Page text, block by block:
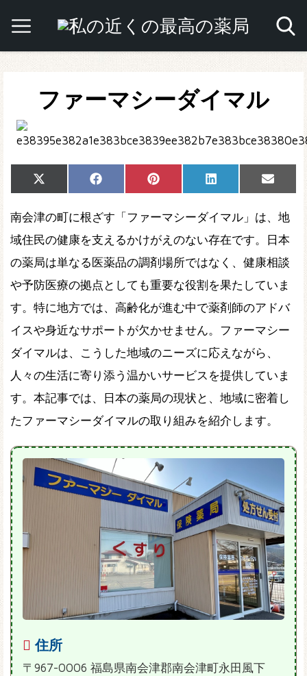
ファーマシーダイマル
Share
on
X
(Twitter)
Share
on
Facebook Share
on
Pinterest Share
on
LinkedIn
Share
on
Email
南会津の町に根ざす「ファーマシーダイマル」は、地
域住民の健康を支えるかけがえのない存在です。日本
の薬局は単なる医薬品の調剤場所ではなく、健康相談
や予防医療の拠点としても重要な役割を果たしていま
す。特に地方では、高齢化が進む中で薬剤師のアドバ
イスや身近なサポートが欠かせません。ファーマシー
ダイマルは、こうした地域のニーズに応えながら、
人々の生活に寄り添う温かいサービスを提供していま
す。本記事では、日本の薬局の現状と、地域に密着し
たファーマシーダイマルの取り組みを紹介します。
住所
〒967-0006 福島県南会津郡南会津町永田風下